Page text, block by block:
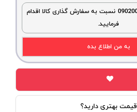
لطفا با شماره 09020058548 نسبت به سفارش گذاری کالا اقدام
فرمایید.
به من اطلاع بده
قیمت بهتری دارید؟